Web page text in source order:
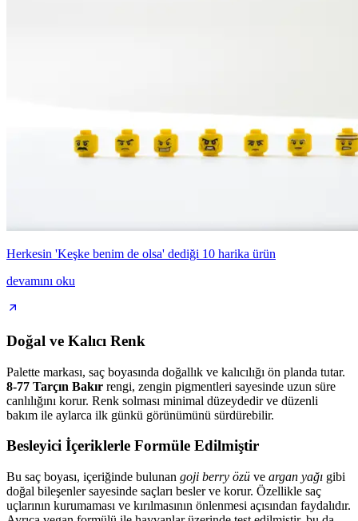
Herkesin 'Keşke benim de olsa' dediği 10 harika ürün
devamını oku
Doğal ve Kalıcı Renk
Palette markası, saç boyasında doğallık ve kalıcılığı ön planda tutar.
8-77 Tarçın Bakır rengi, zengin pigmentleri sayesinde uzun süre
canlılığını korur. Renk solması minimal düzeydedir ve düzenli
bakım ile aylarca ilk günkü görünümünü sürdürebilir.
Besleyici İçeriklerle Formüle Edilmiştir
Bu saç boyası, içeriğinde bulunan goji berry özü ve argan yağı gibi
doğal bileşenler sayesinde saçları besler ve korur. Özellikle saç
uçlarının kurumaması ve kırılmasının önlenmesi açısından faydalıdır.